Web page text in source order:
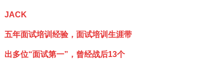
JACK
五年面试培训经验，面试培训生涯带
出多位“面试第一”，曾经战后13个